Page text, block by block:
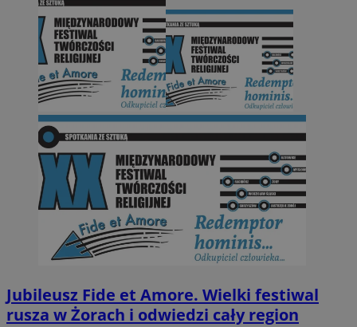
Jubileusz Fide et Amore. Wielki festiwal
rusza w Żorach i odwiedzi cały region